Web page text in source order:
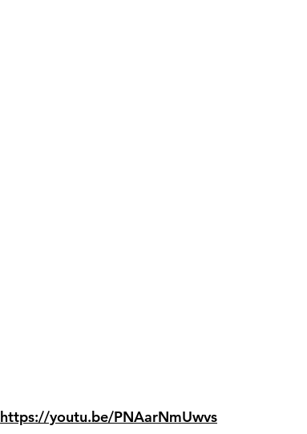
https://youtu.be/PNAarNmUwvs